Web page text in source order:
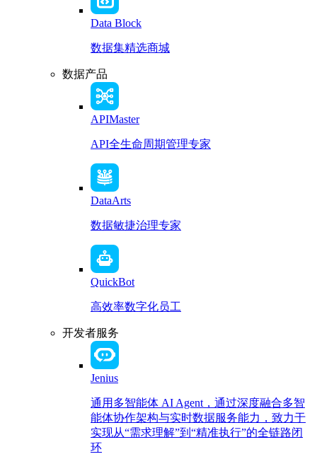
Data Block
数据集精选商城
数据产品
APIMaster
API全生命周期管理专家
DataArts
数据敏捷治理专家
QuickBot
高效率数字化员工
开发者服务
Jenius
通用多智能体 AI Agent，通过深度融合多智
能体协作架构与实时数据服务能力，致力于
实现从“需求理解”到“精准执行”的全链路闭
环